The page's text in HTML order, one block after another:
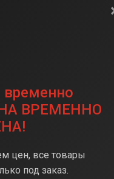
ВРЕМЕННО
цен, все товары
под заказ.